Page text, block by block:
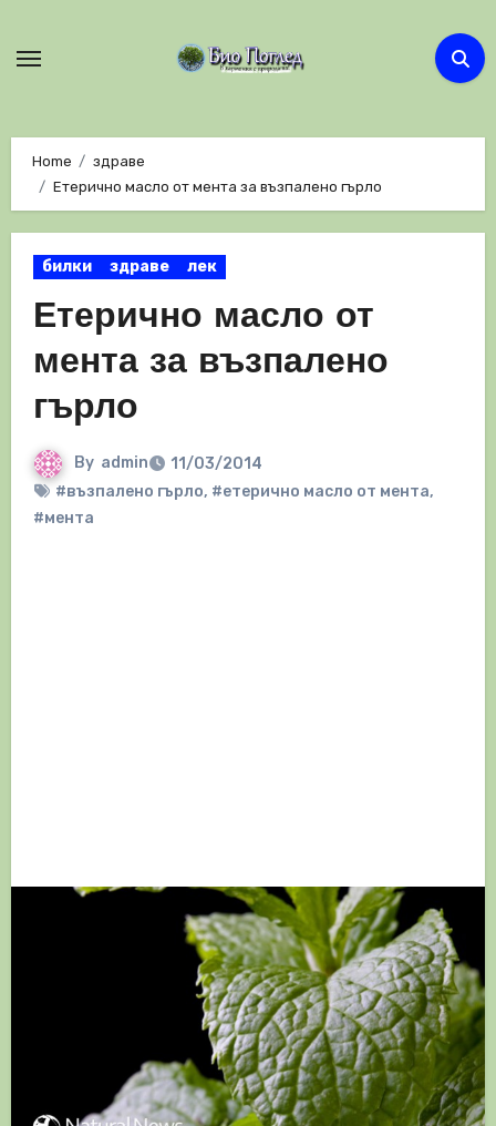
Home
здраве
Етерично масло от мента за възпалено гърло
билки здраве лек
Етерично масло от
мента за възпалено
гърло
By admin
11/03/2014
#възпалено гърло, #етерично масло от мента,
#мента